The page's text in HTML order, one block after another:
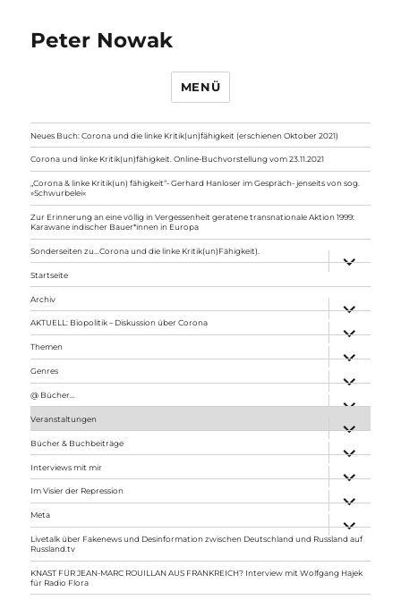
Peter Nowak
MENÜ
Neues Buch: Corona und die linke Kritik(un)fähigkeit (erschienen Oktober 2021)
Corona und linke Kritik(un)fähigkeit. Online-Buchvorstellung vom 23.11.2021
„Corona & linke Kritik(un) fähigkeit“- Gerhard Hanloser im Gespräch- jenseits von sog.
»Schwurbelei«
Zur Erinnerung an eine völlig in Vergessenheit geratene transnationale Aktion 1999:
Karawane indischer Bauer*innen in Europa
Sonderseiten zu…Corona und die linke Kritik(un)Fähigkeit).
anzeigen
Startseite
Archiv
anzeigen
AKTUELL: Biopolitik – Diskussion über Corona
anzeigen
Themen
anzeigen
Genres
anzeigen
@ Bücher…
Veranstaltungen
anzeigen
Bücher & Buchbeiträge
anzeigen
Interviews mit mir
anzeigen
Im Visier der Repression
anzeigen
Meta
anzeigen
Livetalk über Fakenews und Desinformation zwischen Deutschland und Russland auf
Russland.tv
KNAST FÜR JEAN-MARC ROUILLAN AUS FRANKREICH? Interview mit Wolfgang Hajek
für Radio Flora